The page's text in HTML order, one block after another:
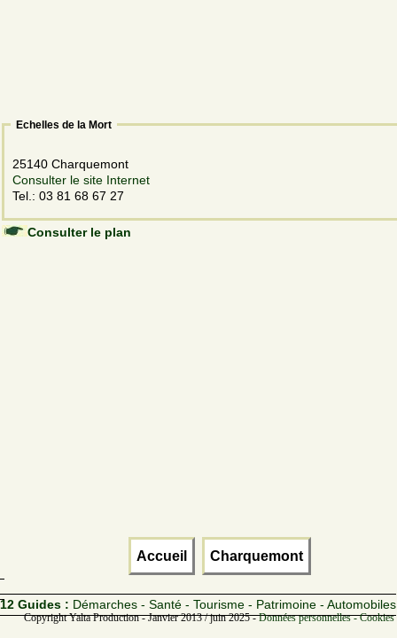
Echelles de la Mort
25140 Charquemont
Consulter le site Internet
Tel.: 03 81 68 67 27
Consulter le plan
Accueil Charquemont
12 Guides : Démarches - Santé - Tourisme - Patrimoine - Automobiles
Copyright Yalta Production - Janvier 2013 / juin 2025 -Données personnelles -